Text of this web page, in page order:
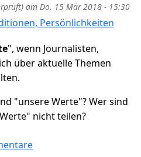
am Do. 15 Mär 2018 - 15:30
Persönlichkeiten
", wenn Journalisten,
über aktuelle Themen
"unsere Werte"? Wer sind
nicht teilen?
"unsere Werte" und wer